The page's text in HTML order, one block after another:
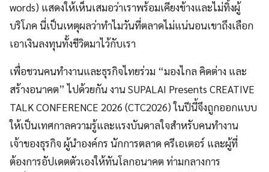
words) แสดงให้เห็นเสมอว่าเราพร้อมเคียงข้างและไม่ทิ้งผู้
บริโภค นี่เป็นเหตุผลว่าทำไมวันที่ตลาดไม่แน่นอนเขาถึงเลือก
เอาเงินลงทุนทั้งชีวิตมาไว้กับเรา
เพื่อชวนคนทำงานและธุรกิจไทยร่วม “มองไกล คิดต่าง และ
สร้างอนาคต” ไปด้วยกัน งาน SUPALAI Presents CREATIVE
TALK CONFERENCE 2026 (CTC2026) ในปีนี้จึงถูกออกแบบ
ให้เป็นเทศกาลความรู้และแรงบันดาลใจสำหรับคนทำงาน
เจ้าของธุรกิจ ผู้นำองค์กร นักการตลาด ครีเอเตอร์ และผู้ที่
ต้องการอัปเดตตัวเองให้ทันโลกอนาคต ท่ามกลางการ